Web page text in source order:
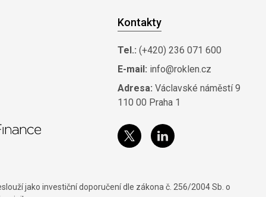
Kontakty
Tel.: (+420) 236 071 600
E-mail: info@roklen.cz
Adresa: Václavské náměstí 9
110 00 Praha 1
jako investiční doporučení dle zákona č. 256/2004 Sb. o